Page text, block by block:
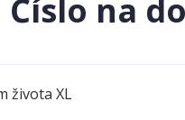
Číslo na